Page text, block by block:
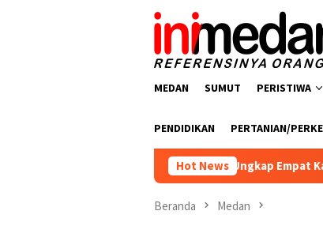
MEDAN SUMUT PERISTIWA
PENDIDIKAN PERTANIAN/
Hot News
Polres Batu Bara Ungkap Empat Kasus Peredaran
Beranda Medan